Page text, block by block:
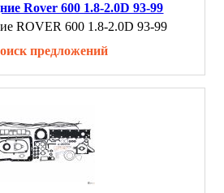
Rover 600 1.8-2.0D 93-99
ROVER 600 1.8-2.0D 93-99
предложений